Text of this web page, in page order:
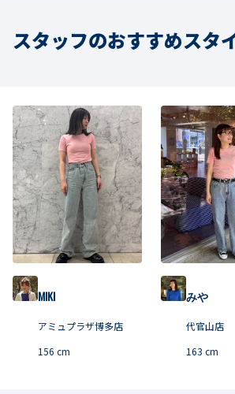
スタッフのおすすめスタ
MIKI
アミュプラザ博多店
156 cm
みや
代官山店
163 cm